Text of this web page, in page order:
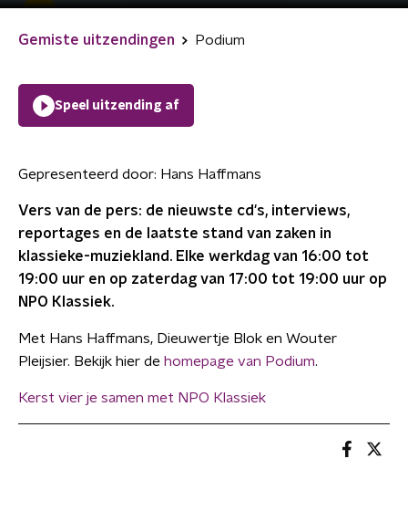
Gemiste uitzendingen Podium
Speel uitzending af
Gepresenteerd door: Hans Haffmans
Vers van de pers: de nieuwste cd's, interviews,
reportages en de laatste stand van zaken in
klassieke-muziekland. Elke werkdag van 16:00 tot
19:00 uur en op zaterdag van 17:00 tot 19:00 uur op
NPO Klassiek.
Met Hans Haffmans, Dieuwertje Blok en Wouter
Pleijsier. Bekijk hier de homepage van Podium.
Kerst vier je samen met NPO Klassiek